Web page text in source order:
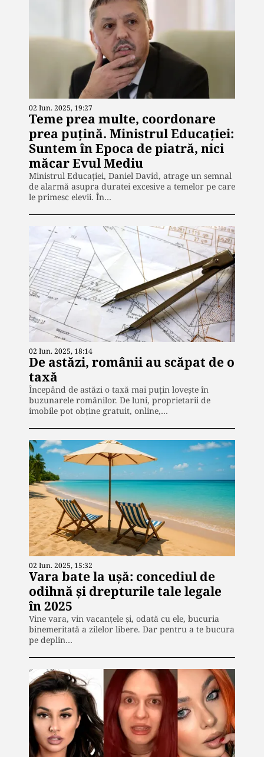
02 Iun. 2025, 19:27
Teme prea multe, coordonare
prea puțină. Ministrul Educației:
Suntem în Epoca de piatră, nici
măcar Evul Mediu
Ministrul Educației, Daniel David, atrage un semnal
de alarmă asupra duratei excesive a temelor pe care
le primesc elevii. În…
02 Iun. 2025, 18:14
De astăzi, românii au scăpat de o
taxă
Începând de astăzi o taxă mai puțin lovește în
buzunarele românilor. De luni, proprietarii de
imobile pot obține gratuit, online,…
02 Iun. 2025, 15:32
Vara bate la ușă: concediul de
odihnă și drepturile tale legale
în 2025
Vine vara, vin vacanțele și, odată cu ele, bucuria
binemeritată a zilelor libere. Dar pentru a te bucura
pe deplin…